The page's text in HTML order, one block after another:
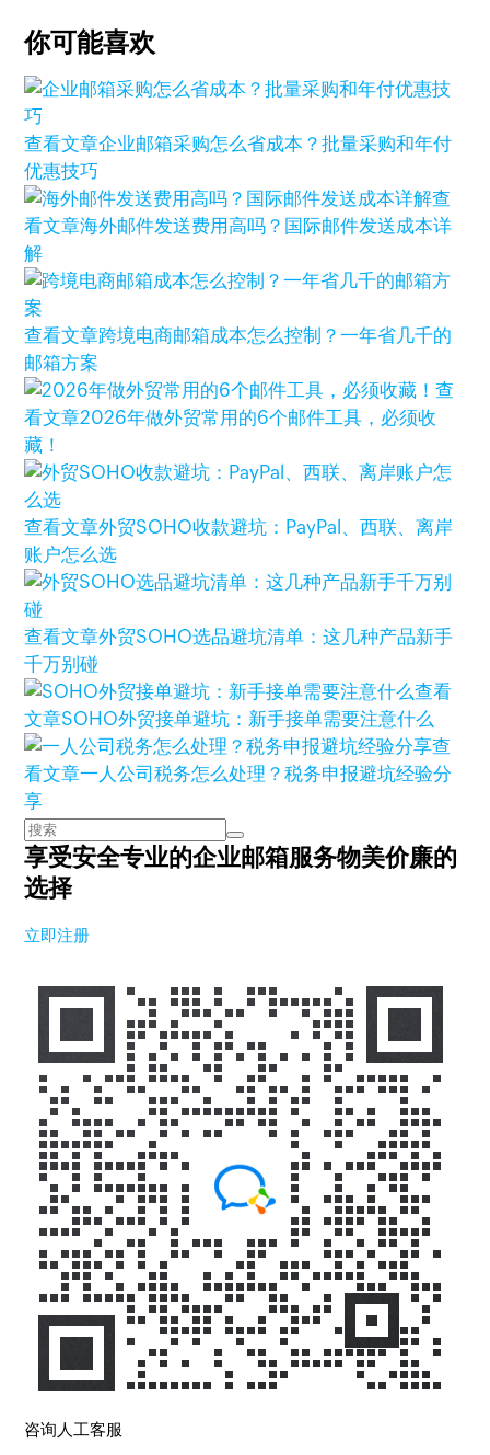
你可能喜欢
查看文章企业邮箱采购怎么省成本？批量采购和年付
优惠技巧
查
看文章海外邮件发送费用高吗？国际邮件发送成本详
解
查看文章跨境电商邮箱成本怎么控制？一年省几千的
邮箱方案
查
看文章2026年做外贸常用的6个邮件工具，必须收
藏！
查看文章外贸SOHO收款避坑：PayPal、西联、离岸
账户怎么选
查看文章外贸SOHO选品避坑清单：这几种产品新手
千万别碰
查看
文章SOHO外贸接单避坑：新手接单需要注意什么
查
看文章一人公司税务怎么处理？税务申报避坑经验分
享
享受安全专业的企业邮箱服务物美价廉的
选择
立即注册
咨询人工客服